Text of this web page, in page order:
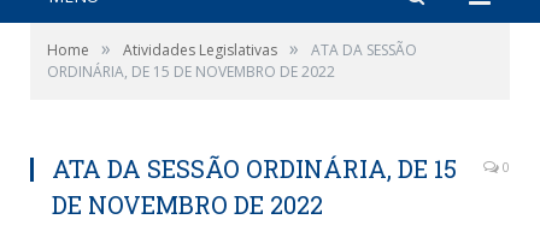
Home » Atividades Legislativas »
ATA DA SESSÃO
ORDINÁRIA, DE 15 DE NOVEMBRO DE 2022
ATA DA SESSÃO ORDINÁRIA, DE 15
DE NOVEMBRO DE 2022
0